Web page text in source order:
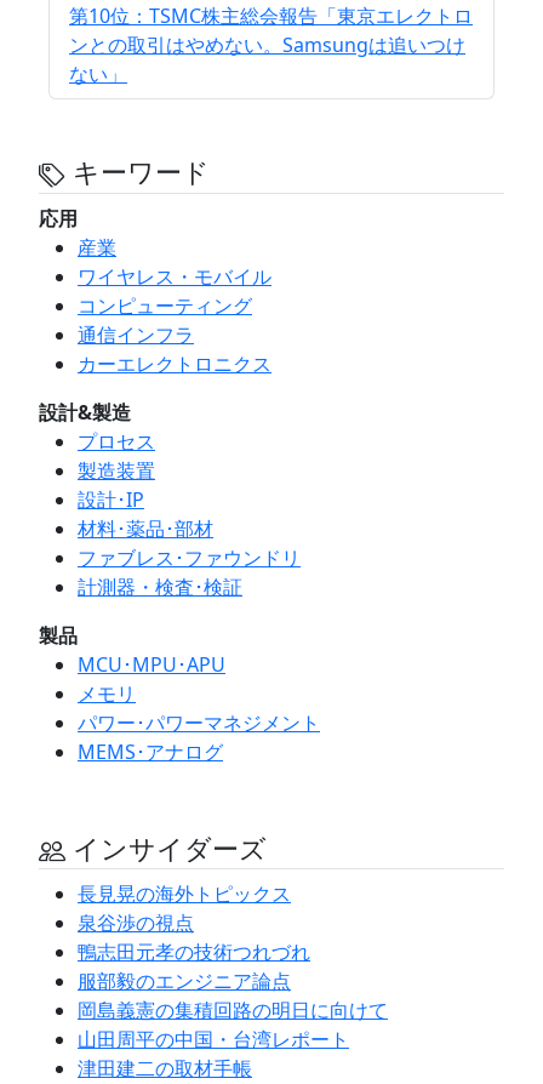
第10位：TSMC株主総会報告「東京エレクトロ
ンとの取引はやめない。Samsungは追いつけ
ない」
キーワード
応用
産業
ワイヤレス・モバイル
コンピューティング
通信インフラ
カーエレクトロニクス
設計&製造
プロセス
製造装置
設計･IP
材料･薬品･部材
ファブレス･ファウンドリ
計測器・検査･検証
製品
MCU･MPU･APU
メモリ
パワー･パワーマネジメント
MEMS･アナログ
インサイダーズ
長見晃の海外トピックス
泉谷渉の視点
鴨志田元孝の技術つれづれ
服部毅のエンジニア論点
岡島義憲の集積回路の明日に向けて
山田周平の中国・台湾レポート
津田建二の取材手帳